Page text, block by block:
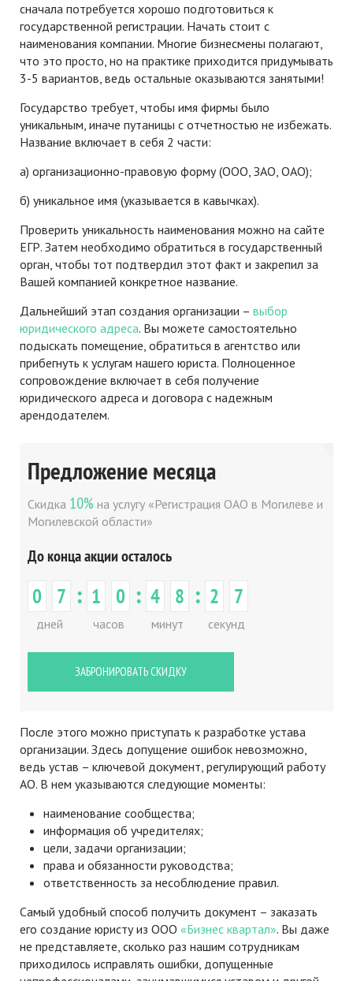
сначала потребуется хорошо подготовиться к
государственной регистрации. Начать стоит с
наименования компании. Многие бизнесмены полагают,
что это просто, но на практике приходится придумывать
3-5 вариантов, ведь остальные оказываются занятыми!
Государство требует, чтобы имя фирмы было
уникальным, иначе путаницы с отчетностью не избежать.
Название включает в себя 2 части:
а) организационно-правовую форму (ООО, ЗАО, ОАО);
б) уникальное имя (указывается в кавычках).
Проверить уникальность наименования можно на сайте
ЕГР. Затем необходимо обратиться в государственный
орган, чтобы тот подтвердил этот факт и закрепил за
Вашей компанией конкретное название.
Дальнейший этап создания организации – выбор
юридического адреса. Вы можете самостоятельно
подыскать помещение, обратиться в агентство или
прибегнуть к услугам нашего юриста. Полноценное
сопровождение включает в себя получение
юридического адреса и договора с надежным
арендодателем.
Предложение месяца
Скидка 10% на услугу «Регистрация ОАО в Могилеве и
Могилевской области»
До конца акции осталось
0 7
дней
: 1 0
часов
: 4 8
минут
: 2 7
секунд
ЗАБРОНИРОВАТЬ СКИДКУ
После этого можно приступать к разработке устава
организации. Здесь допущение ошибок невозможно,
ведь устав – ключевой документ, регулирующий работу
АО. В нем указываются следующие моменты:
наименование сообщества;
информация об учредителях;
цели, задачи организации;
права и обязанности руководства;
ответственность за несоблюдение правил.
Самый удобный способ получить документ – заказать
его создание юристу из ООО «Бизнес квартал». Вы даже
не представляете, сколько раз нашим сотрудникам
приходилось исправлять ошибки, допущенные